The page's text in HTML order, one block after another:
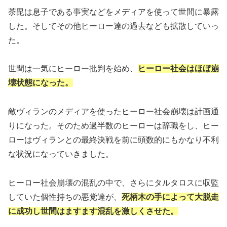
荼毘は息子である事実などをメディアを使って世間に暴露
した。そしてその他ヒーロー達の過去なども拡散していっ
た。
世間は一気にヒーロー批判を始め、
ヒーロー社会はほぼ崩
壊状態になった。
敵ヴィランのメディアを使ったヒーロー社会崩壊は計画通
りになった。そのため過半数のヒーローは辞職をし、ヒー
ローはヴィランとの最終決戦を前に頭数的にもかなり不利
な状況になっていきました。
ヒーロー社会崩壊の混乱の中で、さらにタルタロスに収監
していた個性持ちの悪党達が、 死柄木の手によって大脱走
に成功し世間はますます混乱を激しくさせた。